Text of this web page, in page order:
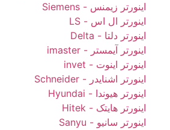
اینورتر زیمنس - Siemens
اینورتر ال اس - LS
اینورتر دلتا - Delta
اینورتر آیمستر - imaster
اینورتر اینوت - invet
اینورتر اشنایدر - Schneider
اینورتر هیوندا - Hyundai
اینورتر هایتک - Hitek
اینورتر سانیو - Sanyu